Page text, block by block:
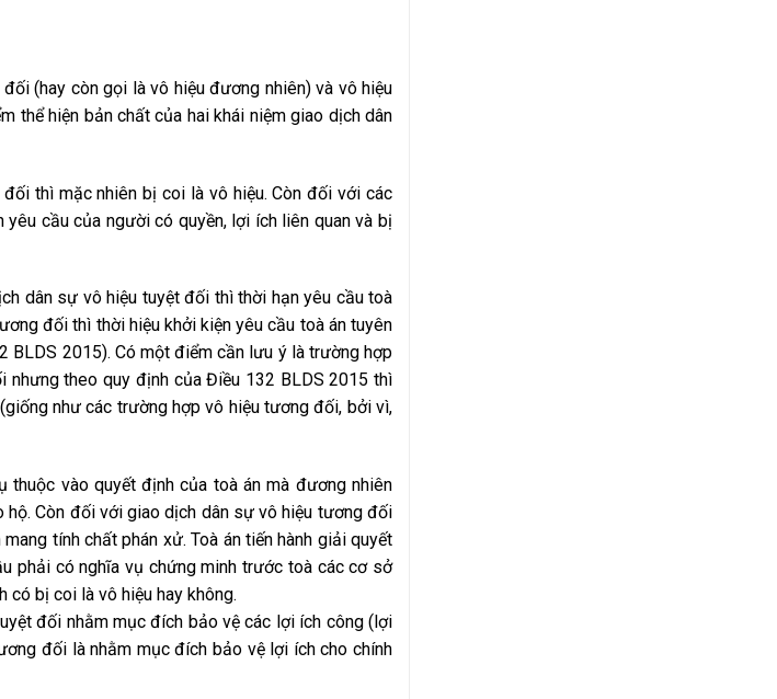
(hay còn gọi là vô hiệu đương nhiên) và vô hiệu
thể hiện bản chất của hai khái niệm giao dịch dân
thì mặc nhiên bị coi là vô hiệu. Còn đối với các
cầu của người có quyền, lợi ích liên quan và bị
dân sự vô hiệu tuyệt đối thì thời hạn yêu cầu toà
đối thì thời hiệu khởi kiện yêu cầu toà án tuyên
BLDS 2015). Có một điểm cần lưu ý là trường hợp
nhưng theo quy định của Điều 132 BLDS 2015 thì
như các trường hợp vô hiệu tương đối, bởi vì,
vào quyết định của toà án mà đương nhiên
hộ. Còn đối với giao dịch dân sự vô hiệu tương đối
tính chất phán xử. Toà án tiến hành giải quyết
phải có nghĩa vụ chứng minh trước toà các cơ sở
có bị coi là vô hiệu hay không.
đối nhằm mục đích bảo vệ các lợi ích công (lợi
đối là nhằm mục đích bảo vệ lợi ích cho chính